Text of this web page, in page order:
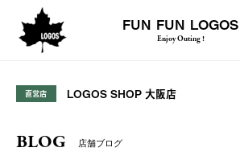
FUN FUN LOGOS
Enjoy Outing !
直営店 LOGOS SHOP 大阪店
BLOG 店舗ブログ